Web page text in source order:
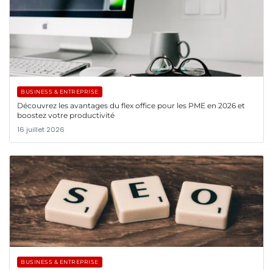
BUSINESS & ENTREPRISE
Découvrez les avantages du flex office pour les PME en 2026 et
boostez votre productivité
16 juillet 2026
BUSINESS & ENTREPRISE